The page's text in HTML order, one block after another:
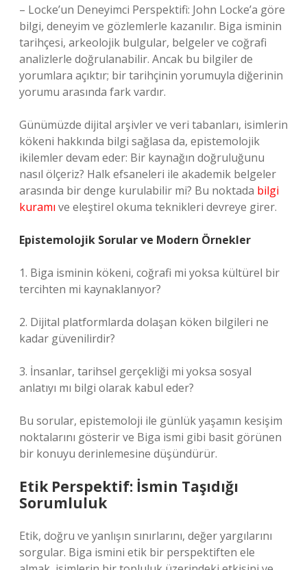
– Locke’un Deneyimci Perspektifi: John Locke’a göre
bilgi, deneyim ve gözlemlerle kazanılır. Biga isminin
tarihçesi, arkeolojik bulgular, belgeler ve coğrafi
analizlerle doğrulanabilir. Ancak bu bilgiler de
yorumlara açıktır; bir tarihçinin yorumuyla diğerinin
yorumu arasında fark vardır.
Günümüzde dijital arşivler ve veri tabanları, isimlerin
kökeni hakkında bilgi sağlasa da, epistemolojik
ikilemler devam eder: Bir kaynağın doğruluğunu
nasıl ölçeriz? Halk efsaneleri ile akademik belgeler
arasında bir denge kurulabilir mi? Bu noktada bilgi
kuramı ve eleştirel okuma teknikleri devreye girer.
Epistemolojik Sorular ve Modern Örnekler
1. Biga isminin kökeni, coğrafi mi yoksa kültürel bir
tercihten mi kaynaklanıyor?
2. Dijital platformlarda dolaşan köken bilgileri ne
kadar güvenilirdir?
3. İnsanlar, tarihsel gerçekliği mi yoksa sosyal
anlatıyı mı bilgi olarak kabul eder?
Bu sorular, epistemoloji ile günlük yaşamın kesişim
noktalarını gösterir ve Biga ismi gibi basit görünen
bir konuyu derinlemesine düşündürür.
Etik Perspektif: İsmin Taşıdığı
Sorumluluk
Etik, doğru ve yanlışın sınırlarını, değer yargılarını
sorgular. Biga ismini etik bir perspektiften ele